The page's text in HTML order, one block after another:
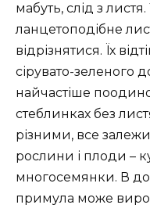
мабуть, слід з
ланцетоподібне
відрізнятися. Їх
сірувато-зеленого
найчастіше
стеблинках без
різними, все
рослини і плоди –
многосемянки. В
примула може